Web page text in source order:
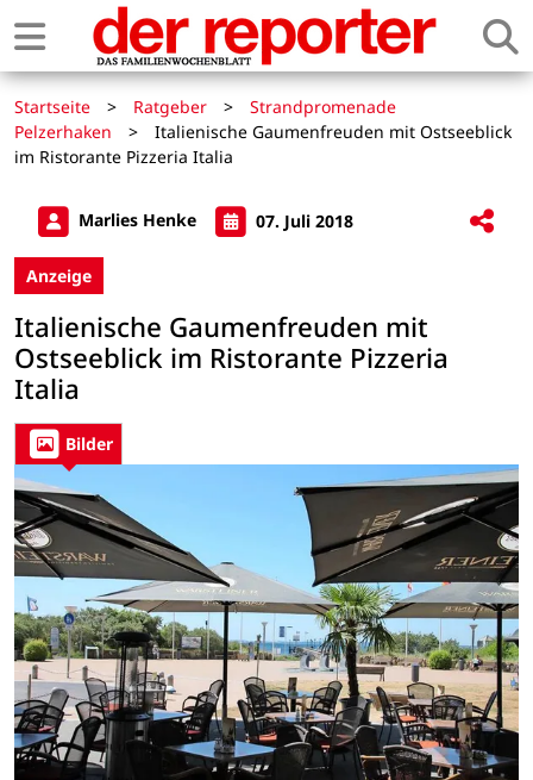
Startseite > Ratgeber >
Strandpromenade
Pelzerhaken
>
Italienische Gaumenfreuden mit Ostseeblick
im Ristorante Pizzeria Italia
Marlies Henke 07. Juli 2018
Anzeige
Italienische Gaumenfreuden mit
Ostseeblick im Ristorante Pizzeria
Italia
Bilder